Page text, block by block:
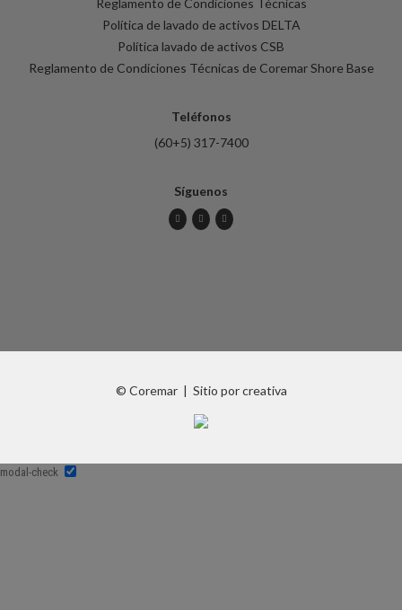
Política de lavado de activos DELTA
Política lavado de activos CSB
Reglamento de Condiciones Técnicas de Coremar Shore Base
Teléfonos
(60+5) 317-7400
Síguenos
instagramtwitter
© Coremar | Sitio por creativa
modal-check